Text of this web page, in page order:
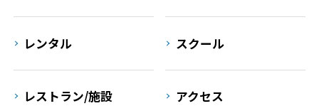
レンタル スクール
レストラン/施設 アクセス